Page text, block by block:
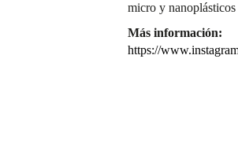
micro y
Más información:
https://